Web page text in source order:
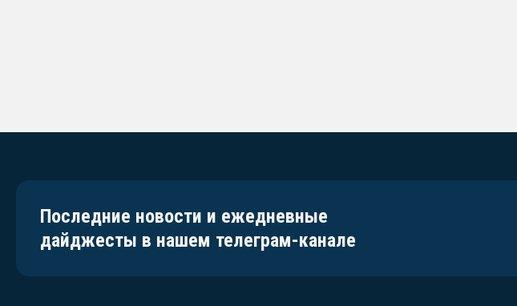
Последние новости и ежедневные
дайджесты в нашем телеграм-канале